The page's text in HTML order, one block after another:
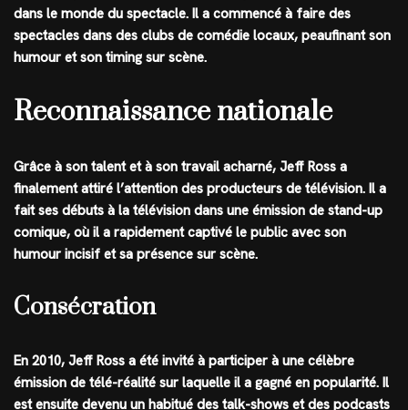
dans le monde du spectacle. Il a commencé à faire des
spectacles dans des clubs de comédie locaux, peaufinant son
humour et son timing sur scène.
Reconnaissance nationale
Grâce à son talent et à son travail acharné, Jeff Ross a
finalement attiré l’attention des producteurs de télévision. Il a
fait ses débuts à la télévision dans une émission de stand-up
comique, où il a rapidement captivé le public avec son
humour incisif et sa présence sur scène.
Consécration
En 2010, Jeff Ross a été invité à participer à une célèbre
émission de télé-réalité sur laquelle il a gagné en popularité. Il
est ensuite devenu un habitué des talk-shows et des podcasts